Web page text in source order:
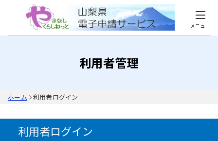
メニュー
利用者管理
ホーム 利用者ログイン
利用者ログイン